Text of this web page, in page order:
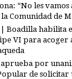
“No les vamos
Comunidad de
Boadilla habilita
VI para acoger
por
de solicitar